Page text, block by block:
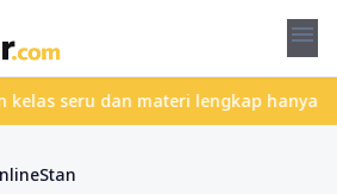
menu
seru dan materi lengkap hanya di